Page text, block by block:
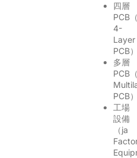
四層
PCB
4-
Layer
PCB
多層
PCB
PCB
工場
設備
（ja